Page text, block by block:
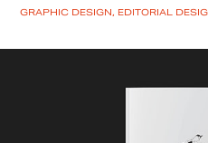
GRAPHIC DESIGN, EDITORIAL